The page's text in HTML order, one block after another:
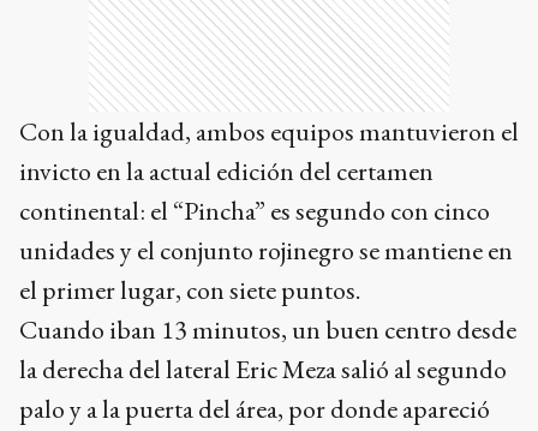
Con la igualdad, ambos equipos mantuvieron el
invicto en la actual edición del certamen
continental: el “Pincha” es segundo con cinco
unidades y el conjunto rojinegro se mantiene en
el primer lugar, con siete puntos.
Cuando iban 13 minutos, un buen centro desde
la derecha del lateral Eric Meza salió al segundo
palo y a la puerta del área, por donde apareció